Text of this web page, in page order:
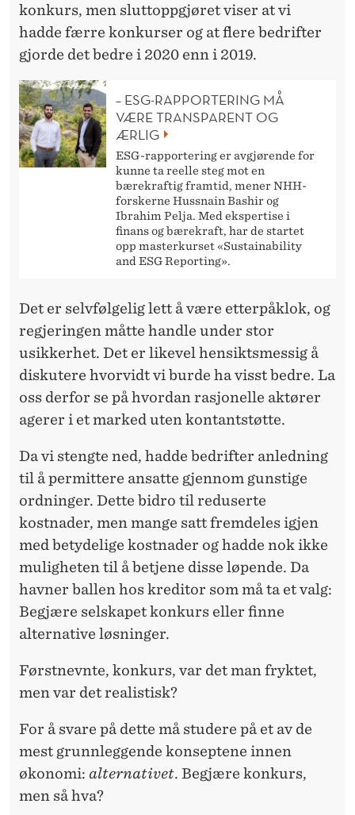
konkurs, men sluttoppgjøret viser at vi
hadde færre konkurser og at flere bedrifter
gjorde det bedre i 2020 enn i 2019.
– ESG-RAPPORTERING MÅ
VÆRE TRANSPARENT OG
ÆRLIG
ESG-rapportering er avgjørende for
kunne ta reelle steg mot en
bærekraftig framtid, mener NHH-
forskerne Hussnain Bashir og
Ibrahim Pelja. Med ekspertise i
finans og bærekraft, har de startet
opp masterkurset «Sustainability
and ESG Reporting».
Det er selvfølgelig lett å være etterpåklok, og
regjeringen måtte handle under stor
usikkerhet. Det er likevel hensiktsmessig å
diskutere hvorvidt vi burde ha visst bedre. La
oss derfor se på hvordan rasjonelle aktører
agerer i et marked uten kontantstøtte.
Da vi stengte ned, hadde bedrifter anledning
til å permittere ansatte gjennom gunstige
ordninger. Dette bidro til reduserte
kostnader, men mange satt fremdeles igjen
med betydelige kostnader og hadde nok ikke
muligheten til å betjene disse løpende. Da
havner ballen hos kreditor som må ta et valg:
Begjære selskapet konkurs eller finne
alternative løsninger.
Førstnevnte, konkurs, var det man fryktet,
men var det realistisk?
For å svare på dette må studere på et av de
mest grunnleggende konseptene innen
økonomi: alternativet. Begjære konkurs,
men så hva?